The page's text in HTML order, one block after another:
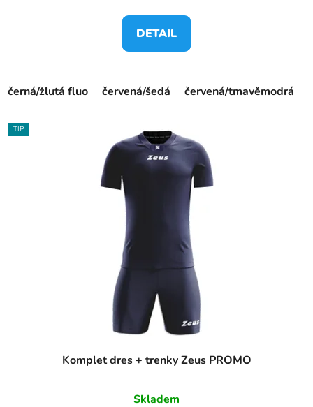
DETAIL
černá/žlutá fluo červená/šedá červená/tmavěmodrá
TIP
Komplet dres + trenky Zeus PROMO
Skladem